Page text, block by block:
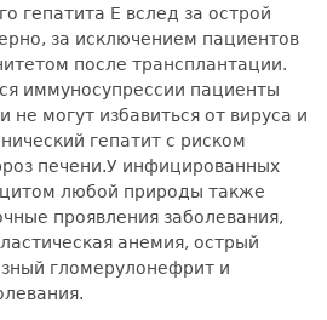
гепатита Е вслед за острой
за исключением пациентов
после трансплантации.
иммуносупрессии пациенты
не могут избавиться от вируса и
гепатит с риском
печени.У инфицированных
любой природы также
проявления заболевания,
анемия, острый
гломерулонефрит и